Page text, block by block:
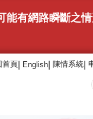
能有網路瞬斷之
首頁 English 陳情系統